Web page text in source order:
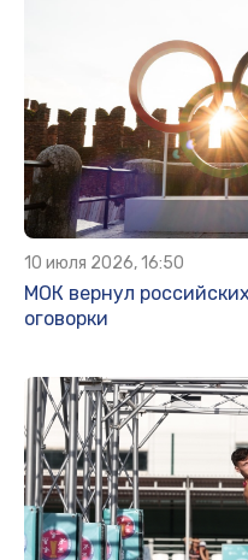
10 июля 2026, 16:50
МОК вернул
оговорки